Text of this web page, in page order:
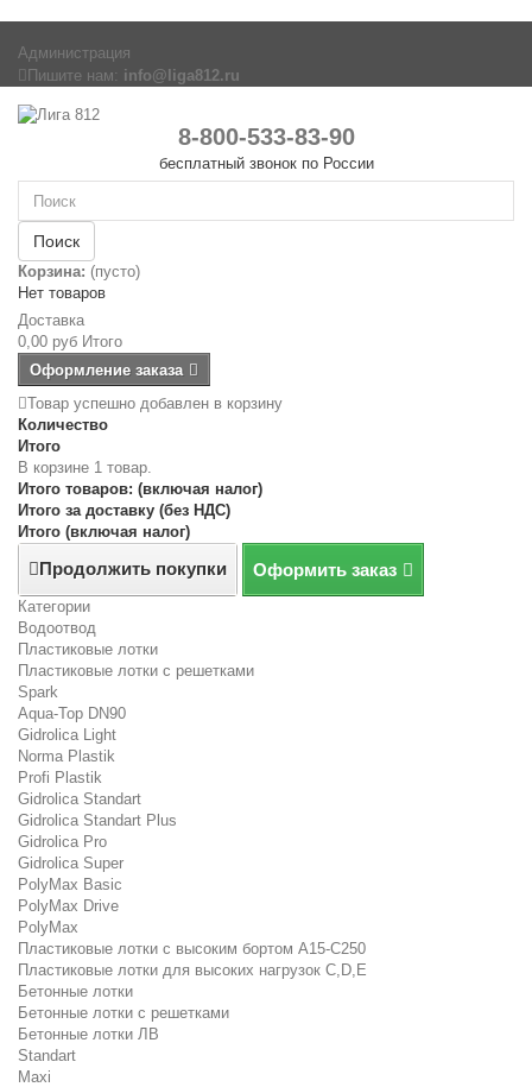
Администрация
Пишите нам: info@liga812.ru
8-800-533-83-90
бесплатный звонок по России
Поиск
Корзина: (пусто)
Нет товаров
Доставка
0,00 руб Итого
Оформление заказа
Товар успешно добавлен в корзину
Количество
Итого
В корзине 1 товар.
Итого товаров: (включая налог)
Итого за доставку (без НДС)
Итого (включая налог)
Продолжить покупки Оформить заказ
Категории
Водоотвод
Пластиковые лотки
Пластиковые лотки с решетками
Spark
Aqua-Top DN90
Gidrolica Light
Norma Plastik
Profi Plastik
Gidrolica Standart
Gidrolica Standart Plus
Gidrolica Pro
Gidrolica Super
PolyMax Basic
PolyMax Drive
PolyMax
Пластиковые лотки с высоким бортом А15-C250
Пластиковые лотки для высоких нагрузок C,D,E
Бетонные лотки
Бетонные лотки с решетками
Бетонные лотки ЛВ
Standart
Maxi